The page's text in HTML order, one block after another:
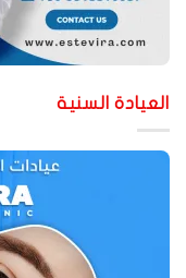
السنية